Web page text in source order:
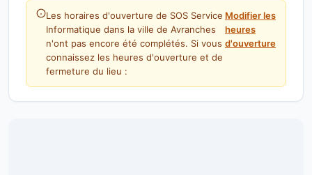
Les horaires d'ouverture de SOS Service
Informatique dans la ville de Avranches
n'ont pas encore été complétés. Si vous
connaissez les heures d'ouverture et de
fermeture du lieu :
Modifier les
heures
d'ouverture